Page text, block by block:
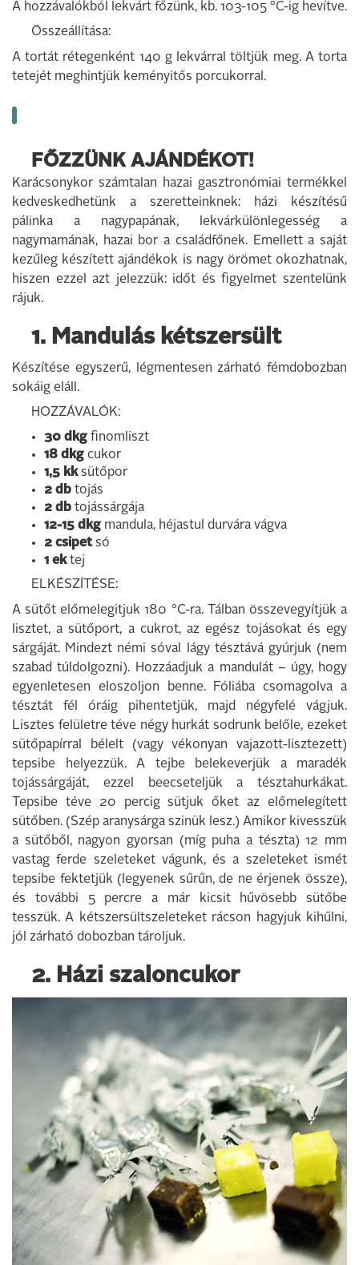
A hozzávalókból lekvárt főzünk, kb. 103-105 °C-ig hevítve.
Összeállítása:
A tortát rétegenként 140 g lekvárral töltjük meg. A torta
tetejét meghintjük keményitős porcukorral.
FŐZZÜNK AJÁNDÉKOT!
Karácsonykor számtalan hazai gasztronómiai termékkel
kedveskedhetünk a szeretteinknek: házi készítésű
pálinka a nagypapának, lekvárkülönlegesség a
nagymamának, hazai bor a családfőnek. Emellett a saját
kezűleg készített ajándékok is nagy örömet okozhatnak,
hiszen ezzel azt jelezzük: időt és figyelmet szentelünk
rájuk.
1. Mandulás kétszersült
Készítése egyszerű, légmentesen zárható fémdobozban
sokáig eláll.
HOZZÁVALÓK:
30 dkg finomliszt
18 dkg cukor
1,5 kksütőpor
2 db tojás
2 db tojássárgája
12-15 dkg mandula, héjastul durvára vágva
2 csipetsó
1 ektej
ELKÉSZÍTÉSE:
A sütőt előmelegitjuk 180 °C-ra. Tálban összevegyítjük a
lisztet, a sütőport, a cukrot, az egész tojásokat és egy
sárgáját. Mindezt némi sóval lágy tésztává gyúrjuk (nem
szabad túldolgozni). Hozzáadjuk a mandulát – úgy, hogy
egyenletesen eloszoljon benne. Fóliába csomagolva a
tésztát fél óráig pihentetjük, majd négyfelé vágjuk.
Lisztes felületre téve négy hurkát sodrunk belőle, ezeket
sütőpapírral bélelt (vagy vékonyan vajazott-lisztezett)
tepsibe helyezzük. A tejbe belekeverjük a maradék
tojássárgáját, ezzel beecseteljük a tésztahurkákat.
Tepsibe téve 20 percig sütjuk őket az előmelegített
sütőben. (Szép aranysárga szinük lesz.) Amikor kivesszük
a sütőből, nagyon gyorsan (míg puha a tészta) 12 mm
vastag ferde szeleteket vágunk, és a szeleteket ismét
tepsibe fektetjük (legyenek sűrűn, de ne érjenek össze),
és további 5 percre a már kicsit hűvösebb sütőbe
tesszük. A kétszersültszeleteket rácson hagyjuk kihűlni,
jól zárható dobozban tároljuk.
2. Házi szaloncukor